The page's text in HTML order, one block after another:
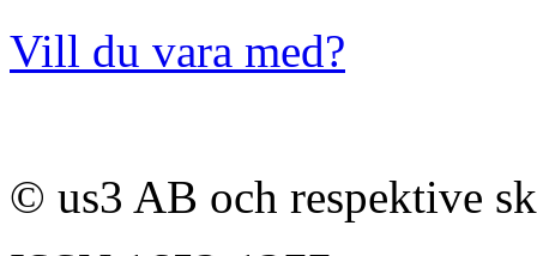
Vill du vara med?
© us3 AB och respektive